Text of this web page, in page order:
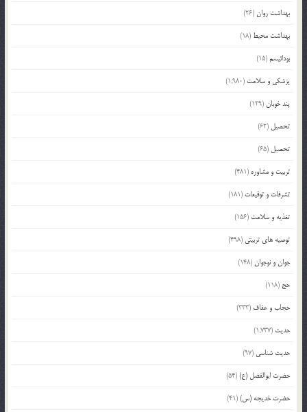
بهداشت روان(26)
بهداشت محیط (18)
بودائیسم(15)
پزشکی و سلامت (1,980)
پند خوبان(129)
تحصیل (62)
تحصیل (65)
تربیت و مشاوره (481)
تشرفات و توقیعات (181)
تغذیه و سلامت (156)
توصیه های تربیتی (498)
جوان و نوجوان(148)
حج (118)
حجاب و عفاف (333)
حدیث (1,737)
حدیث شناسی (97)
حضرت ابوالفضل (ع)(54)
حضرت خدیجه (س)(41)